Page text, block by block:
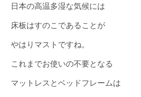
日本の高温多湿な気候には
床板はすのこであることが
やはりマストですね。
これまでお使いの不要となる
マットレスとベッドフレームは